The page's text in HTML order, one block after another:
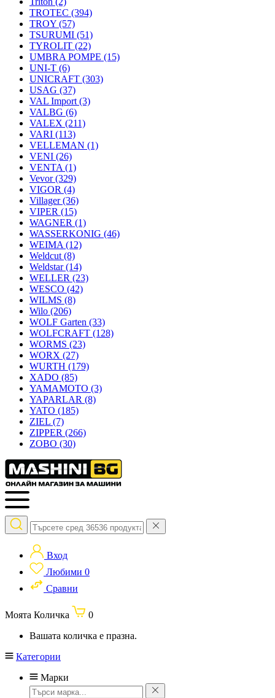
TROTEC (394)
TROY (57)
TSURUMI (51)
TYROLIT (22)
UMBRA POMPE (15)
UNI-T (6)
UNICRAFT (303)
USAG (37)
VAL Import (3)
VALBG (6)
VALEX (211)
VARI (113)
VELLEMAN (1)
VENI (26)
VENTA (1)
Vevor(329)
VIGOR (4)
Villager(36)
VIPER (15)
WAGNER (1)
WASSERKONIG (46)
WEIMA (12)
Weldcut (8)
Weldstar(14)
WELLER (23)
WESCO (42)
WILMS (8)
Wilo (206)
WOLF Garten (33)
WOLFCRAFT (128)
WORMS (23)
WORX (27)
WURTH (179)
XADO (85)
YAMAMOTO (3)
YAPARLAR (8)
YATO (185)
ZIEL (7)
ZIPPER (266)
ZOBO (30)
Вход
Любими 0
Сравни
Моята Количка
0
Вашата количка е празна.
Категории
Марки